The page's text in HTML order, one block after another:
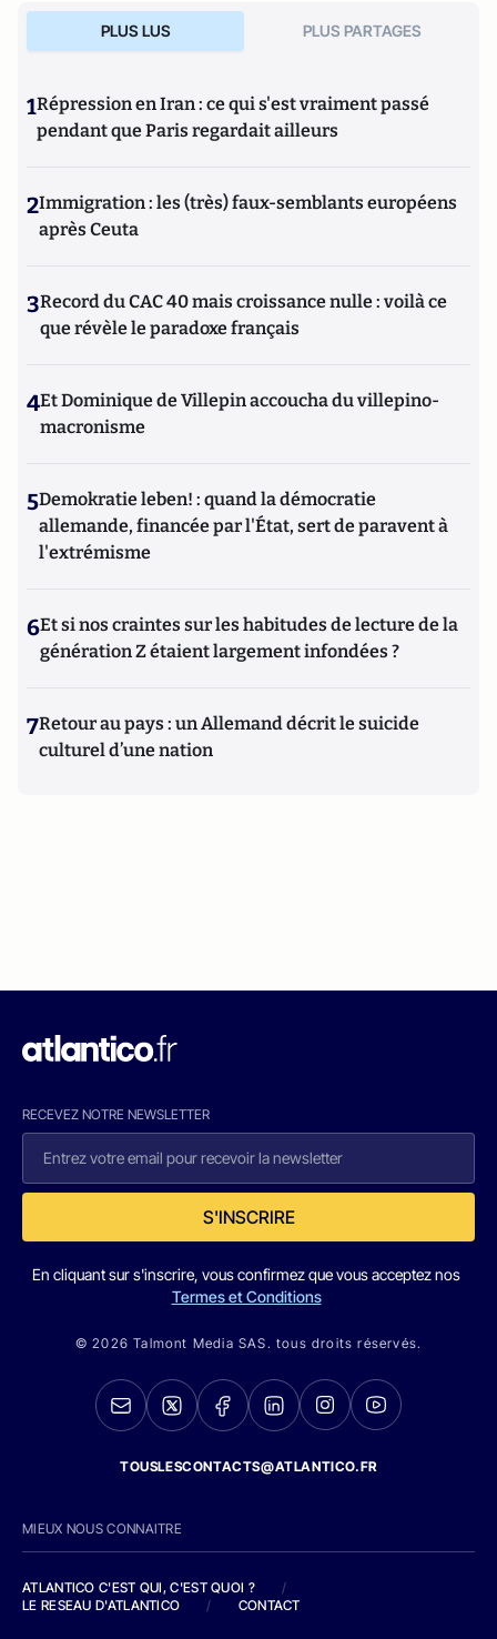
PLUS LUS PLUS PARTAGES
1Répression en Iran : ce qui s'est vraiment passé
pendant que Paris regardait ailleurs
2Immigration : les (très) faux-semblants européens
après Ceuta
3Record du CAC 40 mais croissance nulle : voilà ce
que révèle le paradoxe français
4Et Dominique de Villepin accoucha du villepino-
macronisme
5Demokratie leben! : quand la démocratie
allemande, financée par l'État, sert de paravent à
l'extrémisme
6Et si nos craintes sur les habitudes de lecture de la
génération Z étaient largement infondées ?
7Retour au pays : un Allemand décrit le suicide
culturel d’une nation
RECEVEZ NOTRE NEWSLETTER
S'INSCRIRE
En cliquant sur s'inscrire, vous confirmez que vous acceptez nos
Termes et Conditions
© 2026 Talmont Media SAS. tous droits réservés.
TOUSLESCONTACTS@ATLANTICO.FR
MIEUX NOUS CONNAITRE
ATLANTICO C'EST QUI, C'EST QUOI ?
/
LE RESEAU D'ATLANTICO
/ CONTACT